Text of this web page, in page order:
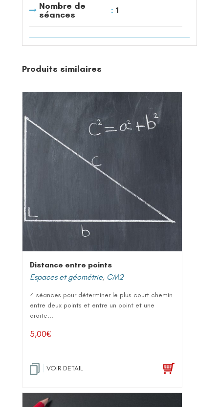
Nombre de
séances
1
Produits similaires
Distance entre points
Espaces et géométrie, CM2
4 séances pour déterminer le plus court chemin
entre deux points et entre un point et une
droite...
5,00€
VOIR DETAIL